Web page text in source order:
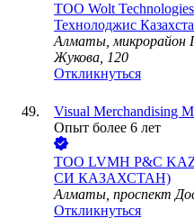
ТОО Wolt
Технолоджис
Алматы, микрорайон
Жукова, 120
Откликнуться
Visual Merchandising
Опыт более 6 лет
ТОО LVMН P&C
СИ КАЗАХСТАН)
Алматы, проспект
Откликнуться